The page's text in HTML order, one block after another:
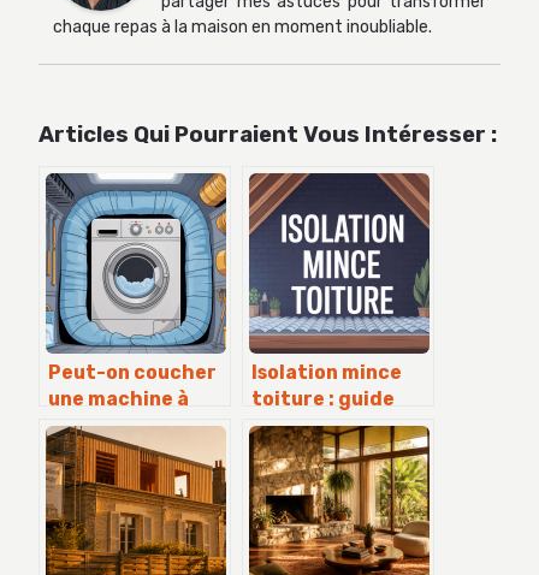
chaque repas à la maison en moment inoubliable.
Articles Qui Pourraient Vous Intéresser :
Peut-on coucher
une machine à
laver sans risque ?
guide pratique
Isolation mince
toiture : guide
complet pour
faire le bon choix